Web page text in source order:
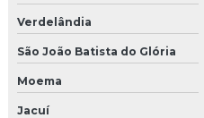
Verdelândia
São João Batista do Glória
Moema
Jacuí